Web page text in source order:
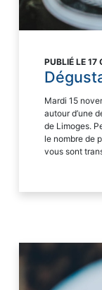
PUBLIÉ LE 17
Mardi 15
autour d’une
de Limoges.
le nombre de
vous sont